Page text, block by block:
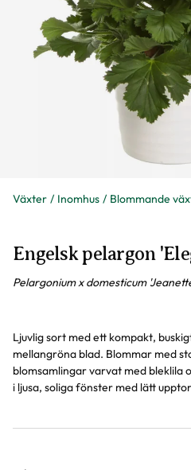
Växter Inomhus Blommande
Engelsk pelargon
Pelargonium x domesticum
Ljuvlig sort med ett kompakt,
mellangröna blad. Blommar med
blomsamlingar varvat med bleklila
i ljusa, soliga fönster med lätt